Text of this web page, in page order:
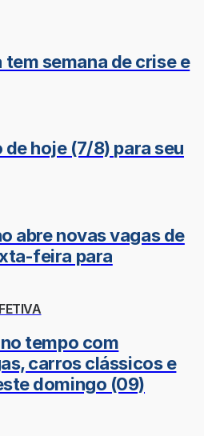
tem semana de crise e
hoje (7/8) para seu
abre novas vagas de
feira para
tempo com
carros clássicos e
domingo (09)